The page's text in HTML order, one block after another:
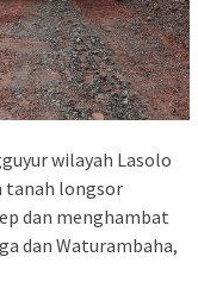
wilayah Lasolo
tanah longsor
dan menghambat
dan Waturambaha,